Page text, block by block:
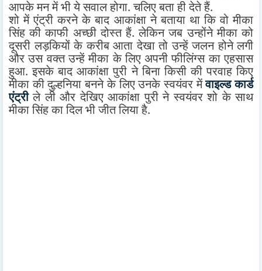
आपके मन में भी ये सवाल होगा. चलिए बता ही देते हैं.
शो में एंट्री करने के बाद आकांक्षा ने बताया था कि वो मीका
सिंह की काफी अच्छी दोस्त हैं. लेकिन जब उन्होंने मीका को
दूसरी लड़कियों के करीब आता देखा तो उन्हें जलन होने लगी
और उस वक्त उन्हें मीका के लिए अपनी फीलिंग्स का एहसास
हुआ. इसके बाद आकांक्षा पुरी ने बिना किसी की परवाह किए
मीका की दुल्हनिया बनने के लिए उनके स्वयंवर मेंवाइल्ड कार्ड
एंट्रीले ली और देखिए आकांक्षा पुरी ने स्वयंवर शो के साथ
मीका सिंह का दिल भी जीत लिया है.